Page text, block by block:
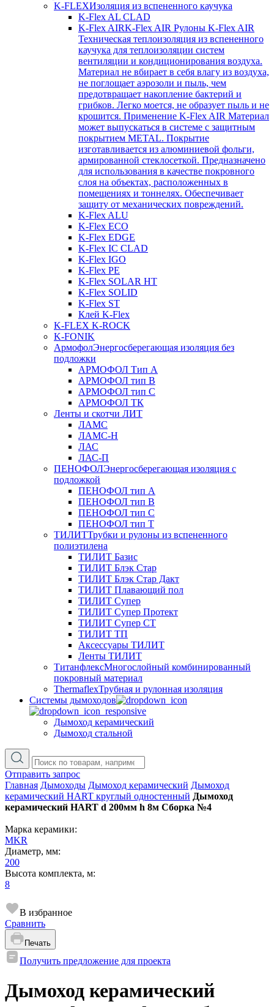
K-FLEXИзоляция из вспененного каучука
K-Flex AL CLAD
K-Flex AIRK-Flex AIR Рулоны K-Flex AIR
Техническая теплоизоляция из вспененного
каучука для теплоизоляции систем
вентиляции и кондиционирования воздуха.
Материал не вбирает в себя влагу из воздуха,
не поглощает аэрозоли и пыль, чем
предотвращает накопление бактерий и
грибков. Легко моется, не образует пыль и не
крошится. Применение K-Flex AIR Материал
может выпускаться в системе c защитным
покрытием METAL. Покрытие
изготавливается из алюминиевой фольги,
армированной стеклосеткой. Предназначено
для использования в качестве покровного
слоя на объектах, расположенных в
помещениях и тоннелях. Обеспечивает
защиту от механических повреждений.
K-Flex ALU
K-Flex ECO
K-Flex EDGE
K-Flex IC CLAD
K-Flex IGO
K-Flex PE
K-Flex SOLAR HT
K-Flex SOLID
K-Flex ST
Клей K-Flex
K-FLEX K-ROCK
K-FONIK
АрмофолЭнергосберегающая изоляция без
подложки
АРМОФОЛ Тип А
АРМОФОЛ тип В
АРМОФОЛ тип C
АРМОФОЛ ТК
Ленты и скотчи ЛИТ
ЛАМС
ЛАМС-Н
ЛАС
ЛАС-П
ПЕНОФОЛЭнергосберегающая изоляция с
подложкой
ПЕНОФОЛ тип А
ПЕНОФОЛ тип B
ПЕНОФОЛ тип C
ПЕНОФОЛ тип T
ТИЛИТТрубки и рулоны из вспененного
полиэтилена
ТИЛИТ Базис
ТИЛИТ Блэк Стар
ТИЛИТ Блэк Стар Дакт
ТИЛИТ Плавающий пол
ТИЛИТ Супер
ТИЛИТ Супер Протект
ТИЛИТ Супер СТ
ТИЛИТ ТП
Аксессуары ТИЛИТ
Ленты ТИЛИТ
ТитанфлексМногослойный комбинированный
покровный материал
ThermaflexТрубная и рулонная изоляция
Cистемы дымоходов
Дымоход керамический
Дымоход стальной
Отправить запрос
Главная Дымоходы Дымоход керамический Дымоход
керамический HART круглый одностенный Дымоход
керамический HART d 200мм h 8м Сборка №4
Марка керамики:
MKR
Диаметр, мм:
200
Высота комплекта, м:
8
В избранное
Сравнить
Печать
Получить предложение для проекта
Дымоход керамический